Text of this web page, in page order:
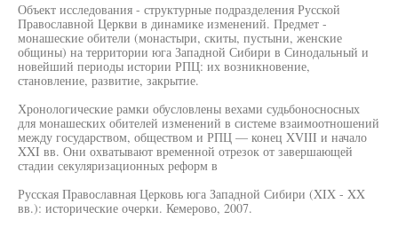
Объект исследования - структурные подразделения Русской
Православной Церкви в динамике изменений. Предмет -
монашеские обители (монастыри, скиты, пустыни, женские
общины) на территории юга Западной Сибири в Синодальный и
новейший периоды истории РПЦ: их возникновение,
становление, развитие, закрытие.
Хронологические рамки обусловлены вехами судьбоносносных
для монашеских обителей изменений в системе взаимоотношений
между государством, обществом и РПЦ — конец XVIII и начало
XXI вв. Они охватывают временной отрезок от завершающей
стадии секуляризационных реформ в
Русская Православная Церковь юга Западной Сибири (XIX - XX
вв.): исторические очерки. Кемерово, 2007.